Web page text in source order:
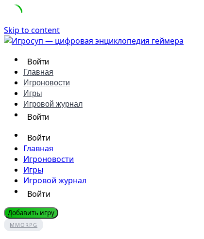
Skip to content
Войти
Главная
Игроновости
Игры
Игровой журнал
Войти
Войти
Главная
Игроновости
Игры
Игровой журнал
Войти
Добавить игру
MMORPG